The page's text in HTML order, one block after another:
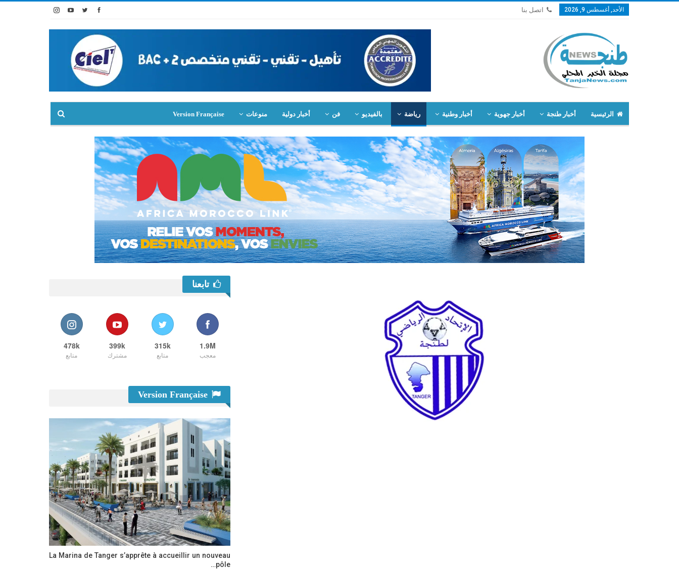
الأحد, أغسطس 9, 2026 اتصل بنا
الرئيسية أخبار طنجة أخبار جهوية أخبار وطنية رياضة بالفيديو فن أخبار دولية منوعات Version Française
تابعنا
1.9M
معجب
315k
متابع
399k
مشترك
478k
متابع
La Marina de Tanger s’apprête à accueillir un nouveau
pôle…